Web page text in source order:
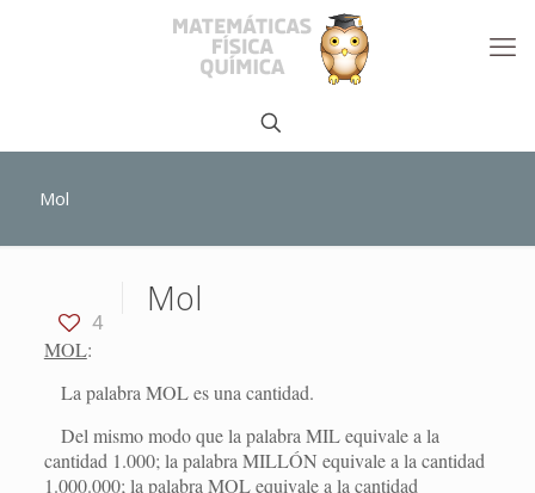
Mol
4
Mol
MOL:
La palabra MOL es una cantidad.
Del mismo modo que la palabra MIL equivale a la
cantidad 1.000; la palabra MILLÓN equivale a la cantidad
1.000.000; la palabra MOL equivale a la cantidad